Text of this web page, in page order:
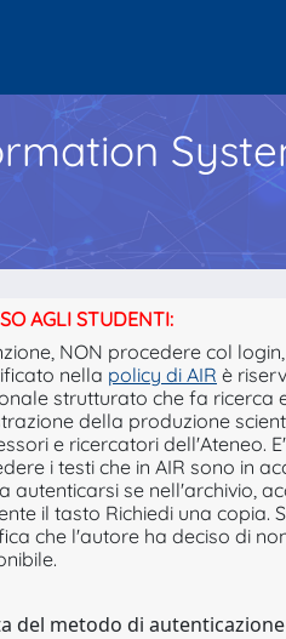
AGLI STUDENTI:
NON procedere col
nella policy di AIR è
strutturato che fa ricerca
della produzione
e ricercatori dell'Ateneo.
i testi che in AIR sono in
autenticarsi se nell'archivio,
il tasto Richiedi una copia.
che l'autore ha deciso di
del metodo di